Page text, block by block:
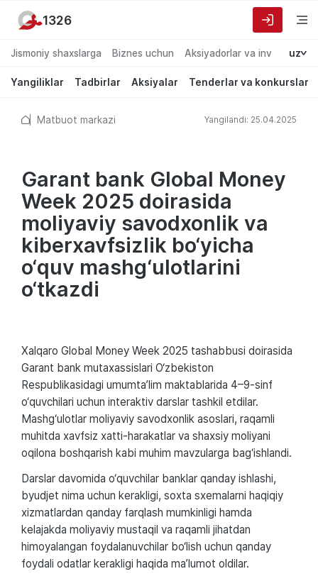
Jismoniy shaxslarga Biznes uchun Aksiyadorlar va investorlarga
uz
Yangiliklar Tadbirlar Aksiyalar Tenderlar va konkurslar
1326
Matbuot markazi Yangilandi: 25.04.2025
Garant bank Global Money
Week 2025 doirasida
moliyaviy savodxonlik va
kiberxavfsizlik bo‘yicha
o‘quv mashg‘ulotlarini
o‘tkazdi
Xalqaro Global Money Week 2025 tashabbusi doirasida
Garant bank mutaxassislari O‘zbekiston
Respublikasidagi umumta’lim maktablarida 4–9-sinf
o‘quvchilari uchun interaktiv darslar tashkil etdilar.
Mashg‘ulotlar moliyaviy savodxonlik asoslari, raqamli
muhitda xavfsiz xatti-harakatlar va shaxsiy moliyani
oqilona boshqarish kabi muhim mavzularga bag‘ishlandi.
Darslar davomida o‘quvchilar banklar qanday ishlashi,
byudjet nima uchun kerakligi, soxta sxemalarni haqiqiy
xizmatlardan qanday farqlash mumkinligi hamda
kelajakda moliyaviy mustaqil va raqamli jihatdan
himoyalangan foydalanuvchilar bo‘lish uchun qanday
foydali odatlar kerakligi haqida ma’lumot oldilar.